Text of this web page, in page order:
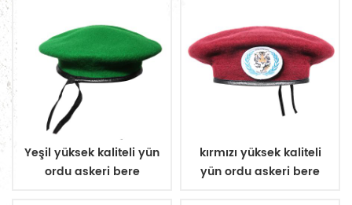
Yeşil yüksek kaliteli yün
ordu askeri bere
kırmızı yüksek kaliteli
yün ordu askeri bere